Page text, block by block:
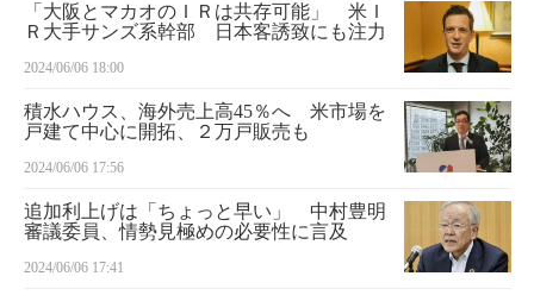
「大阪とマカオのＩＲは共存可能」 米Ｉ
Ｒ大手サンズ系幹部 日本客誘致にも注力
2024/06/06 18:00
積水ハウス、海外売上高45％へ 米市場を
戸建て中心に開拓、２万戸販売も
2024/06/06 17:56
追加利上げは「ちょっと早い」 中村豊明
審議委員、情勢見極めの必要性に言及
2024/06/06 17:41